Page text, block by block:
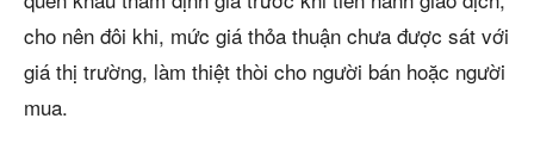
cho nên đôi khi, mức giá thỏa thuận chưa được sát với
giá thị trường, làm thiệt thòi cho người bán hoặc người
mua.